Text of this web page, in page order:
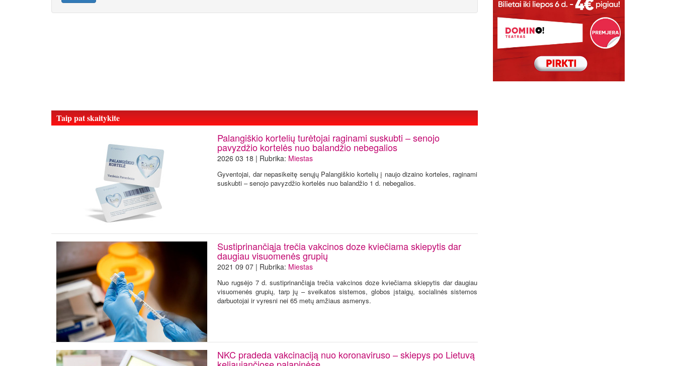
Taip pat skaitykite
Palangiškio kortelių turėtojai raginami suskubti – senojo
pavyzdžio kortelės nuo balandžio nebegalios
2026 03 18 | Rubrika: Miestas
Gyventojai, dar nepasikeitę senųjų Palangiškio kortelių į naujo dizaino korteles, raginami
suskubti – senojo pavyzdžio kortelės nuo balandžio 1 d. nebegalios.
Sustiprinančiąja trečia vakcinos doze kviečiama skiepytis dar
daugiau visuomenės grupių
2021 09 07 | Rubrika: Miestas
Nuo rugsėjo 7 d. sustiprinančiąja trečia vakcinos doze kviečiama skiepytis dar daugiau
visuomenės grupių, tarp jų – sveikatos sistemos, globos įstaigų, socialinės sistemos
darbuotojai ir vyresni nei 65 metų amžiaus asmenys.
NKC pradeda vakcinaciją nuo koronaviruso – skiepys po Lietuvą